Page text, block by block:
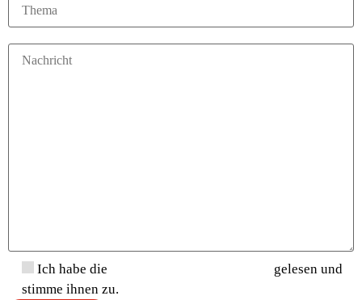
Ich habe die
gelesen und
stimme ihnen zu.